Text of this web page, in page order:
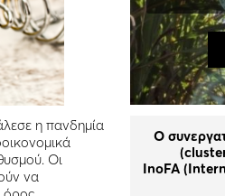
η πανδημία
Οι
να
Ο
InoFA